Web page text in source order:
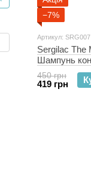
−7%
Артикул: SRG007
Sergilac The
Шампунь
потрійної
450 грн
419 грн